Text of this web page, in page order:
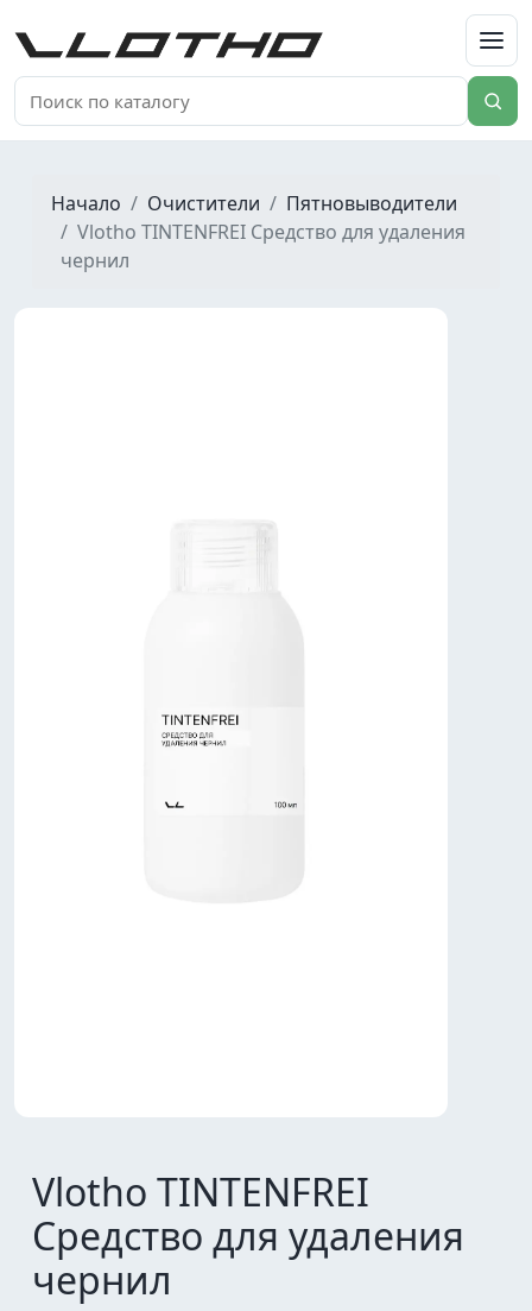
VLOTHO
Начало Очистители
Пятновыводители
Vlotho TINTENFREI Средство для удаления
чернил
Vlotho TINTENFREI
Средство для удаления
чернил